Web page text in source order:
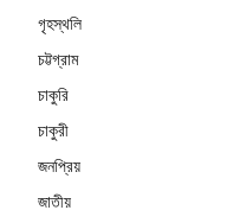
গৃহস্থলি
চট্টগ্রাম
চাকুরি
চাকুরী
জনপ্রিয়
জাতীয়